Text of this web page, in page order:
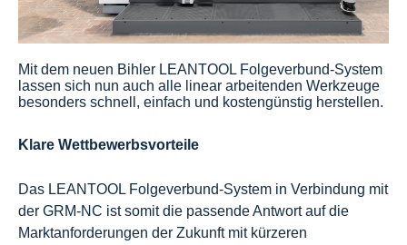
Mit dem neuen Bihler LEANTOOL Folgeverbund-System
lassen sich nun auch alle linear arbeitenden Werkzeuge
besonders schnell, einfach und kostengünstig herstellen.
Klare Wettbewerbsvorteile
Das LEANTOOL Folgeverbund-System in Verbindung mit
der GRM-NC ist somit die passende Antwort auf die
Marktanforderungen der Zukunft mit kürzeren